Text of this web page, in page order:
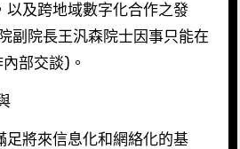
以及跨地域數字化合作之發
副院長王汎森院士因事只能在
部交談)。
足將來信息化和網絡化的基